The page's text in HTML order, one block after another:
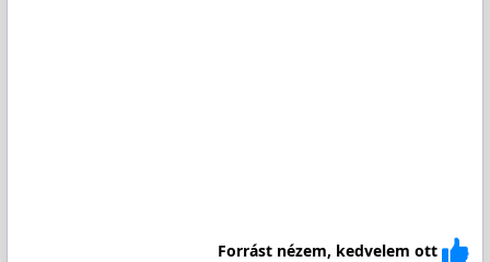
Forrást nézem, kedvelem ott